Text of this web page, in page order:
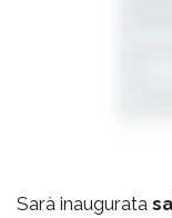
Sarà inaugurata